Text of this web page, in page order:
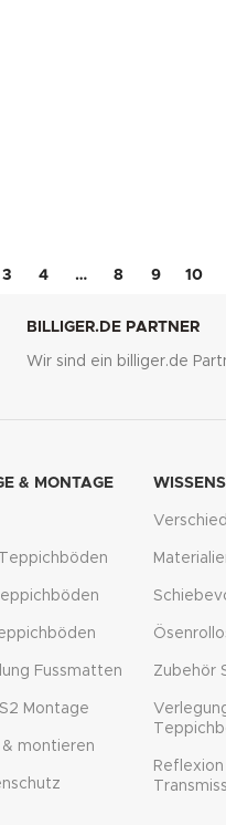
3 4 … 8 9 10
BILLIGER.DE PARTNER
Wir sind ein billiger.de
& MONTAGE
Fussmatten
Montage
& montieren
Zubehör